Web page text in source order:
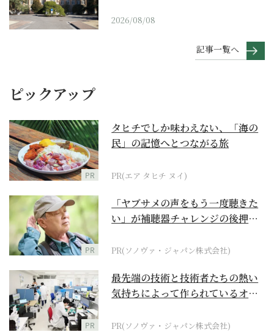
2026/08/08
記事一覧へ
ピックアップ
PR
タヒチでしか味わえない、「海の
民」の記憶へとつながる旅
PR(エア タヒチ ヌイ)
PR
「ヤブサメの声をもう一度聴きた
い」が補聴器チャレンジの後押し
PR(ソノヴァ・ジャパン株式会社)
PR
最先端の技術と技術者たちの熱い
気持ちによって作られているオー
PR(ソノヴァ・ジャパン株式会社)